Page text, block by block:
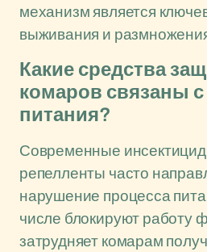
механизм является
выживания и
Какие средства
комаров связаны
питания?
Современные
репелленты часто
нарушение процесса
числе блокируют работу
затрудняет комарам